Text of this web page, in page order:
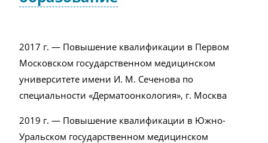
2017 г. — Повышение квалификации в Первом
Московском государственном медицинском
университете имени И. М. Сеченова по
специальности «Дерматоонкология», г. Москва
2019 г. — Повышение квалификации в Южно-
Уральском государственном медицинском